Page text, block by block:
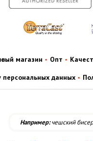
магазин Опт
персональных данных
Например:чешский бисер